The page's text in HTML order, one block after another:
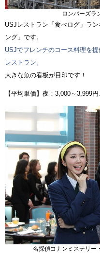
ロンバーズラ
USJレストラン「食べログ」ラ
ング」です。
USJでフレンチのコース料理を
レストラン。
大きな魚の看板が目印です！
【平均単価】夜：3,000～3,999
名探偵コナンミステリ